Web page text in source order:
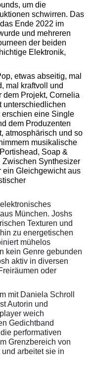
um die
schwirren. Das
Ende 2022 im
und mehreren
der beiden
Elektronik,
etwas abseitig, mal
mal kraftvoll und
dem Projekt, Cornelia
unterschiedlichen
erschien eine Single
dem Produzenten
atmosphärisch und so
musikalische
Soap &
Zwischen Synthesizer
ein Gleichgewicht aus
München. Joshs
Texturen und
zu energetischen
mühelos
kein Genre gebunden
aktiv in diversen
oder
mit Daniela Schroll
Autorin und
weich
Gedichtband
performativen
Grenzbereich von
arbeitet sie in